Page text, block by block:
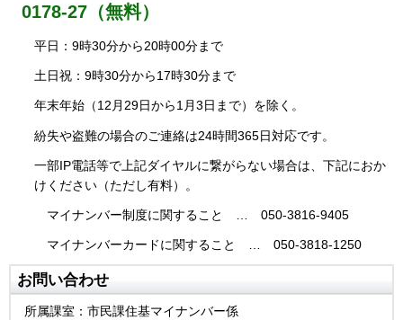
0178-27（無料）
平日：9時30分から20時00分まで
土日祝：9時30分から17時30分まで
年末年始（12月29日から1月3日まで）を除く。
紛失や盗難の場合のご連絡は24時間365日対応です。
一部IP電話等で上記ダイヤルに繋がらない場合は、下記におか
けください（ただし有料）。
マイナンバー制度に関すること … 050-3816-9405
マイナンバーカードに関すること … 050-3818-1250
お問い合わせ
所属課室：市民課住基マイナンバー係